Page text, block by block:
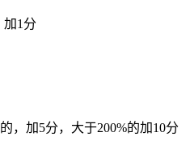
加1分
，加5分，大于200%的加10分